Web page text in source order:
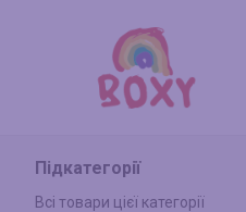
Підкатегорії
Всі товари цієї категорії